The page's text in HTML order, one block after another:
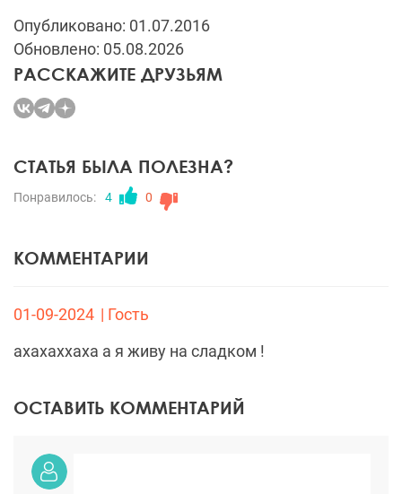
Опубликовано: 01.07.2016
Обновлено: 05.08.2026
РАССКАЖИТЕ ДРУЗЬЯМ
СТАТЬЯ БЫЛА ПОЛЕЗНА?
Понравилось: 4 0
КОММЕНТАРИИ
01-09-2024 | Гость
ахахаххаха а я живу на сладком !
ОСТАВИТЬ КОММЕНТАРИЙ